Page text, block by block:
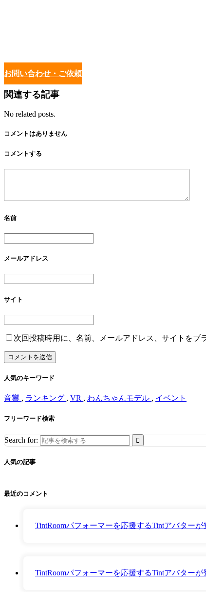
お問い合わせ・ご依頼
関連する記事
No related posts.
コメントはありません
コメントする
名前
メールアドレス
サイト
次回投稿時用に、名前、メールアドレス、サイトをブ
人気のキーワード
音響 , ランキング , VR , わんちゃんモデル , イベント
フリーワード検索
Search for:
人気の記事
最近のコメント
TintRoomパフォーマーを応援するTintアバター
TintRoomパフォーマーを応援するTintアバター